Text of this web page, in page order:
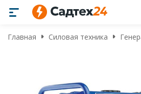
Главная Силовая техника